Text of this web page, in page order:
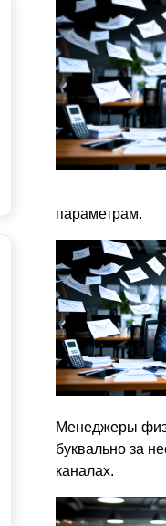
детских
дома
параметрам.
Менеджеры
буквально за
каналах.